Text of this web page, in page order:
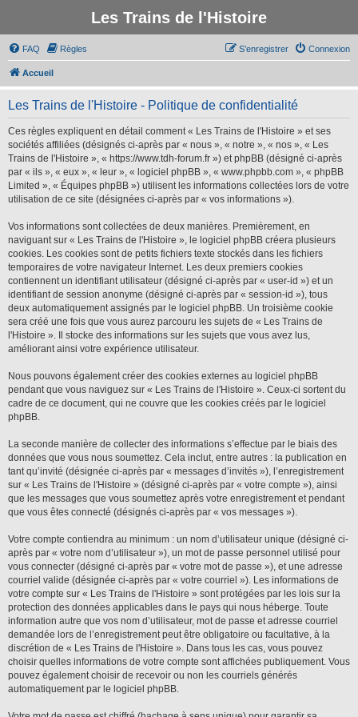
Les Trains de l'Histoire
FAQ Règles Connexion
S’enregistrer
Accueil
Les Trains de l'Histoire - Politique de confidentialité
Ces règles expliquent en détail comment « Les Trains de l'Histoire » et ses
sociétés affiliées (désignés ci-après par « nous », « notre », « nos », « Les
Trains de l'Histoire », « https://www.tdh-forum.fr ») et phpBB (désigné ci-après
par « ils », « eux », « leur », « logiciel phpBB », « www.phpbb.com », « phpBB
Limited », « Équipes phpBB ») utilisent les informations collectées lors de votre
utilisation de ce site (désignées ci-après par « vos informations »).
Vos informations sont collectées de deux manières. Premièrement, en
naviguant sur « Les Trains de l'Histoire », le logiciel phpBB créera plusieurs
cookies. Les cookies sont de petits fichiers texte stockés dans les fichiers
temporaires de votre navigateur Internet. Les deux premiers cookies
contiennent un identifiant utilisateur (désigné ci-après par « user-id ») et un
identifiant de session anonyme (désigné ci-après par « session-id »), tous
deux automatiquement assignés par le logiciel phpBB. Un troisième cookie
sera créé une fois que vous aurez parcouru les sujets de « Les Trains de
l'Histoire ». Il stocke des informations sur les sujets que vous avez lus,
améliorant ainsi votre expérience utilisateur.
Nous pouvons également créer des cookies externes au logiciel phpBB
pendant que vous naviguez sur « Les Trains de l'Histoire ». Ceux-ci sortent du
cadre de ce document, qui ne couvre que les cookies créés par le logiciel
phpBB.
La seconde manière de collecter des informations s’effectue par le biais des
données que vous nous soumettez. Cela inclut, entre autres : la publication en
tant qu’invité (désignée ci-après par « messages d’invités »), l’enregistrement
sur « Les Trains de l'Histoire » (désigné ci-après par « votre compte »), ainsi
que les messages que vous soumettez après votre enregistrement et pendant
que vous êtes connecté (désignés ci-après par « vos messages »).
Votre compte contiendra au minimum : un nom d’utilisateur unique (désigné ci-
après par « votre nom d’utilisateur »), un mot de passe personnel utilisé pour
vous connecter (désigné ci-après par « votre mot de passe »), et une adresse
courriel valide (désignée ci-après par « votre courriel »). Les informations de
votre compte sur « Les Trains de l'Histoire » sont protégées par les lois sur la
protection des données applicables dans le pays qui nous héberge. Toute
information autre que vos nom d’utilisateur, mot de passe et adresse courriel
demandée lors de l’enregistrement peut être obligatoire ou facultative, à la
discrétion de « Les Trains de l'Histoire ». Dans tous les cas, vous pouvez
choisir quelles informations de votre compte sont affichées publiquement. Vous
pouvez également choisir de recevoir ou non les courriels générés
automatiquement par le logiciel phpBB.